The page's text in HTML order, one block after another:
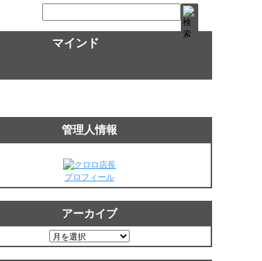
マインド
管理人情報
プロフィール
アーカイブ
ア
ー